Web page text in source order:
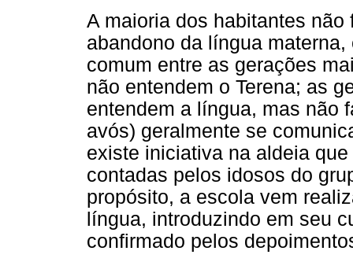
A maioria dos habitantes
abandono da língua
comum entre as gerações
não entendem o Terena; as
entendem a língua, mas não
avós) geralmente se
existe iniciativa na aldeia
contadas pelos idosos do
propósito, a escola vem
língua, introduzindo em seu
confirmado pelos